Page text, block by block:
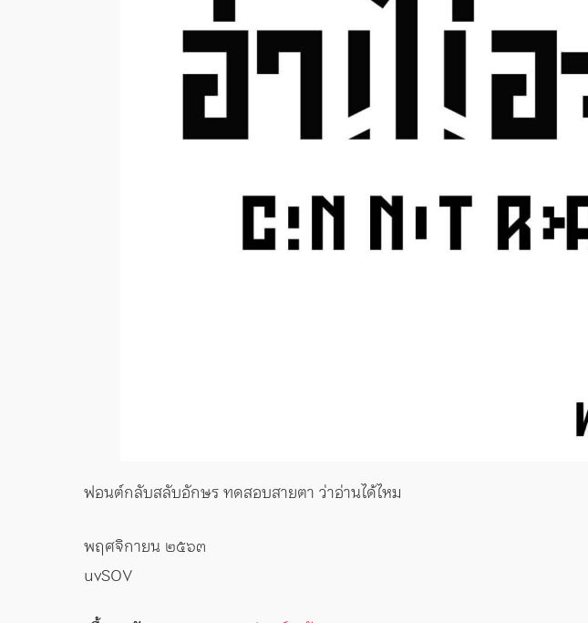
ฟอนต์กลับสลับอักษร ทดสอบสายตา ว่าอ่านได้ไหม
พฤศจิกายน ๒๕๖๓
uvSOV